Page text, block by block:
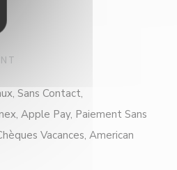
Sans Contact,
Apple Pay, Paiement Sans
Vacances, American